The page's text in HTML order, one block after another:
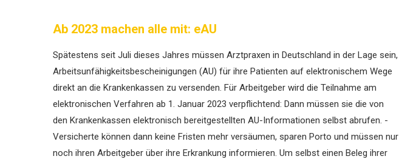
Ab 2023 machen alle mit: eAU
Spätestens seit Juli dieses Jahres ­müssen Arztpraxen in Deutschland in der Lage sein,
Arbeitsunfähigkeitsbescheinigungen (AU) für ihre Patienten auf elektronischem Wege
direkt an die Krankenkassen zu versenden. Für ­Arbeitgeber wird die Teilnahme am
elektronischen Verfahren ab 1. Januar 2023 verpflichtend: Dann müssen sie die von
den Krankenkassen elektronisch bereitgestellten AU-­Informationen selbst abrufen. ­
Versicherte können dann keine Fristen mehr versäumen, sparen Porto und müssen nur
noch ihren Arbeitgeber über ihre Erkrankung informieren. Um selbst einen Beleg ­ihrer